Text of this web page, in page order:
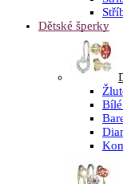
Dětské šperky